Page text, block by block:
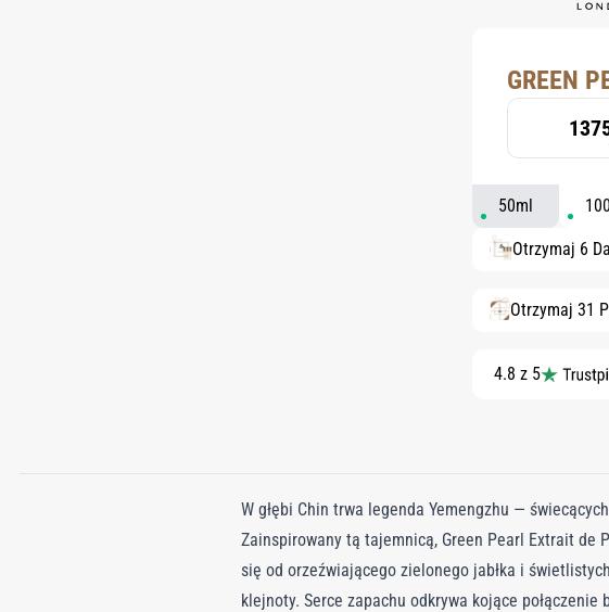
GREEN
50ml
Otrzymaj 6
Otrzymaj 31
4.8 z 5
W głębi Chin trwa legenda Yemengzhu —
Zainspirowany tą tajemnicą, Green Pearl Extrait de
się od orzeźwiającego zielonego jabłka i
klejnoty. Serce zapachu odkrywa kojące